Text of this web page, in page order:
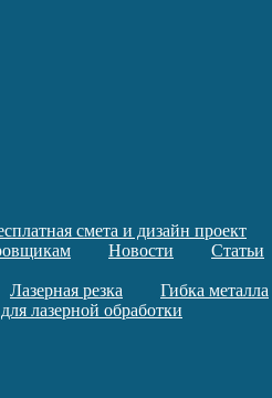
смета и дизайн проект
Новости
Статьи
Лазерная резка Гибка металла
лазерной обработки